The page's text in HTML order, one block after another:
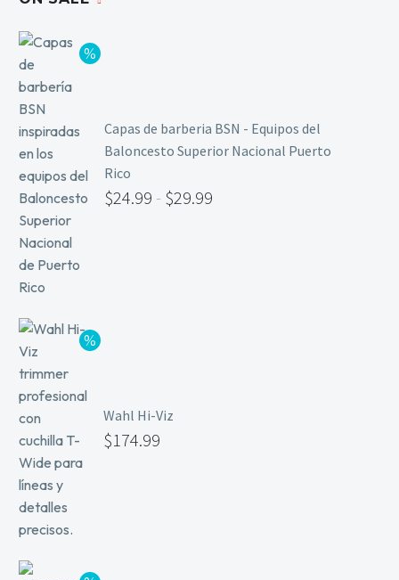
Capas de barberia BSN - Equipos del
Baloncesto Superior Nacional Puerto
Rico
$24.99 - $29.99
Wahl Hi-Viz
$174.99